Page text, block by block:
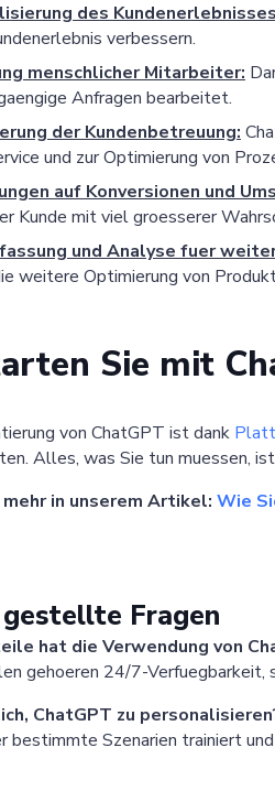
des
verbessern.
menschlicher Mitarbeiter:
Anfragen bearbeitet.
der Kundenbetreuung:
und zur Optimierung von
auf Konversionen und
Kunde mit viel groesserer
und Analyse fuer
weitere Optimierung von
Sie mit
von ChatGPT ist dank
Alles, was Sie tun muessen,
in unserem Artikel: Wie
Fragen
hat die Verwendung von
gehoeren 24/7-
ChatGPT zu
bestimmte Szenarien trainiert